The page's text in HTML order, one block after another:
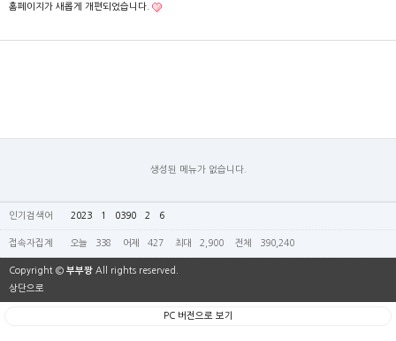
홈페이지가 새롭게 개편되었습니다.
생성된 메뉴가 없습니다.
인기검색어 2023 1 0390 2 6
접속자집계 오늘 338 어제 427 최대 2,900 전체 390,240
Copyright © 부부짱 All rights reserved.
상단으로
PC 버전으로 보기